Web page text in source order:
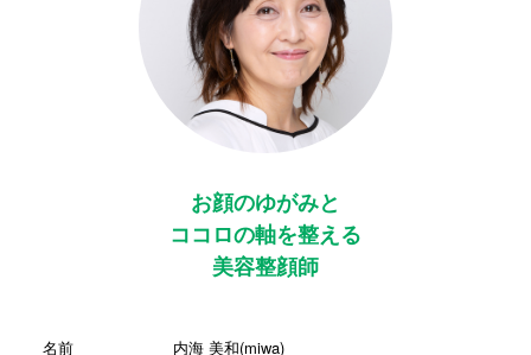
お顔のゆがみと
ココロの軸を整える
美容整顔師
名前 内海 美和(miwa)